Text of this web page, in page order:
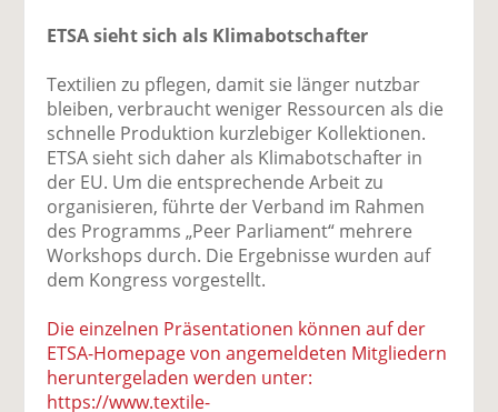
ETSA sieht sich als Klimabotschafter
Textilien zu pflegen, damit sie länger nutzbar
bleiben, verbraucht weniger Ressourcen als die
schnelle Produktion kurzlebiger Kollektionen.
ETSA sieht sich daher als Klimabotschafter in
der EU. Um die entsprechende Arbeit zu
organisieren, führte der Verband im Rahmen
des Programms „Peer Parliament“ mehrere
Workshops durch. Die Ergebnisse wurden auf
dem Kongress vorgestellt.
Die einzelnen Präsentationen können auf der
ETSA-Homepage von angemeldeten Mitgliedern
heruntergeladen werden unter:
https://www.textile-